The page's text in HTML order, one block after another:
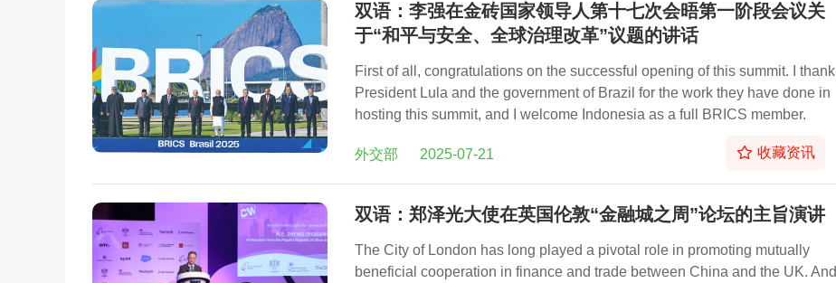
双语：李强在金砖国家领导人第十七次会晤第一阶段会议关
于“和平与安全、全球治理改革”议题的讲话
First of all, congratulations on the successful opening of this summit. I thank
President Lula and the government of Brazil for the work they have done in
hosting this summit, and I welcome Indonesia as a full BRICS member.
外交部 2025-07-21 收藏资讯
双语：郑泽光大使在英国伦敦“金融城之周”论坛的主旨演讲
The City of London has long played a pivotal role in promoting mutually
beneficial cooperation in finance and trade between China and the UK. And